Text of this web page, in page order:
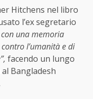
Hitchens nel libro
l’ex segretario
una memoria
l’umanità e di
facendo un lungo
Bangladesh